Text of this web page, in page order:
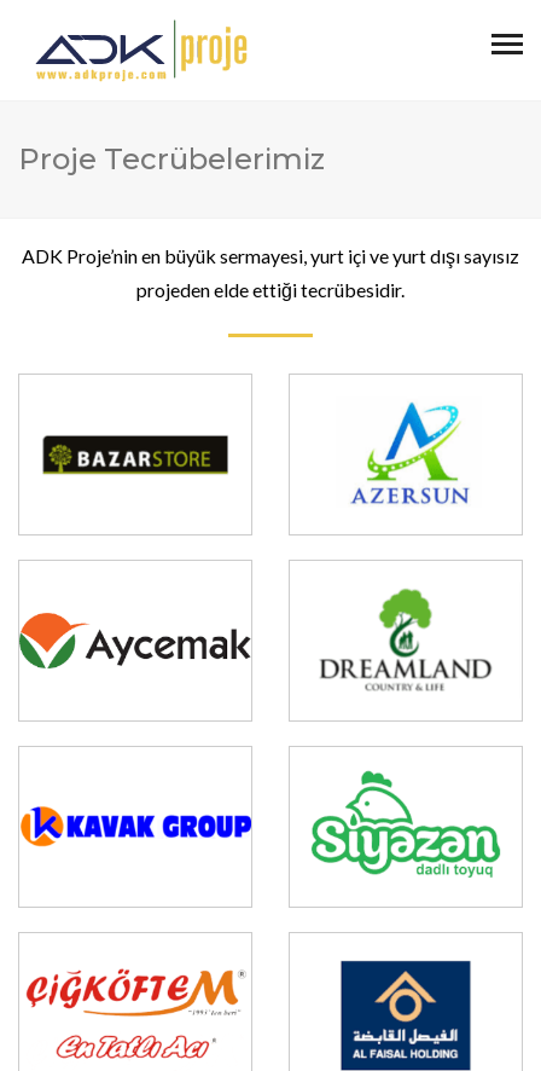
Proje Tecrübelerimiz
ADK Proje’nin en büyük sermayesi, yurt içi ve yurt dışı sayısız
projeden elde ettiği tecrübesidir.